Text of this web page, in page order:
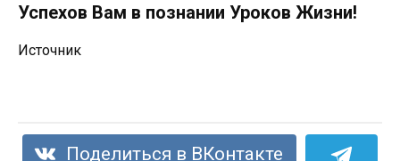
Успехов Вам в познании Уроков Жизни!
Источник
Поделиться в ВКонтакте